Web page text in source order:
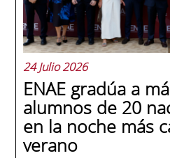
24 Julio 2026
ENAE gradúa a
alumnos de 20
en la noche más
verano